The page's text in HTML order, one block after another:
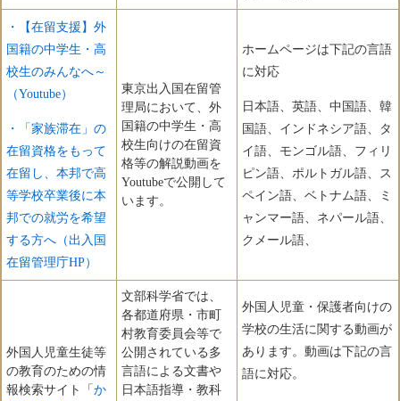
・【在留支援】外
国籍の中学生・高
校生のみんなへ～
（Youtube）
・「家族滞在」の
在留資格をもって
在留し、本邦で高
等学校卒業後に本
邦での就労を希望
する方へ（出入国
在留管理庁HP）
東京出入国在留管
理局において、外
国籍の中学生・高
校生向けの在留資
格等の解説動画を
Youtubeで公開して
います。
ホームページは下記の言語
に対応
日本語、英語、中国語、韓
国語、インドネシア語、タ
イ語、モンゴル語、フィリ
ピン語、ポルトガル語、ス
ペイン語、ベトナム語、ミ
ャンマー語、ネパール語、
クメール語、
外国人児童生徒等
の教育のための情
報検索サイト「 か
文部科学省では、
各都道府県・市町
村教育委員会等で
公開されている多
言語による文書や
日本語指導・教科
外国人児童・保護者向けの
学校の生活に関する動画が
あります。動画は下記の言
語に対応。